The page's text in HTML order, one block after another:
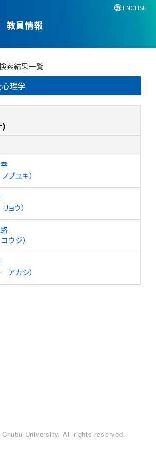
教員情報
ENGLISH
索結果一覧
理学
)
ブユキ）
ョウ）
ウジ）
アカシ）
University. All rights reserved.